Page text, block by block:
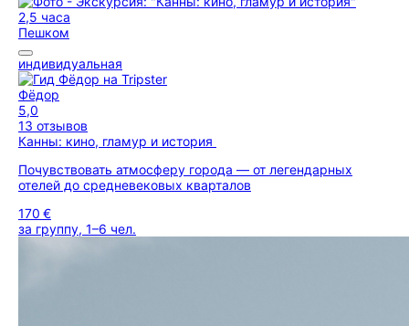
2,5 часа
Пешком
индивидуальная
Фёдор
5,0
13 отзывов
Канны: кино, гламур и история
Почувствовать атмосферу города — от легендарных
отелей до средневековых кварталов
170 €
за группу, 1–6 чел.